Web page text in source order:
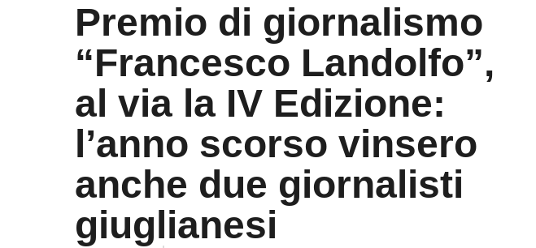
Premio di giornalismo
“Francesco Landolfo”,
al via la IV Edizione:
l’anno scorso vinsero
anche due giornalisti
giuglianesi